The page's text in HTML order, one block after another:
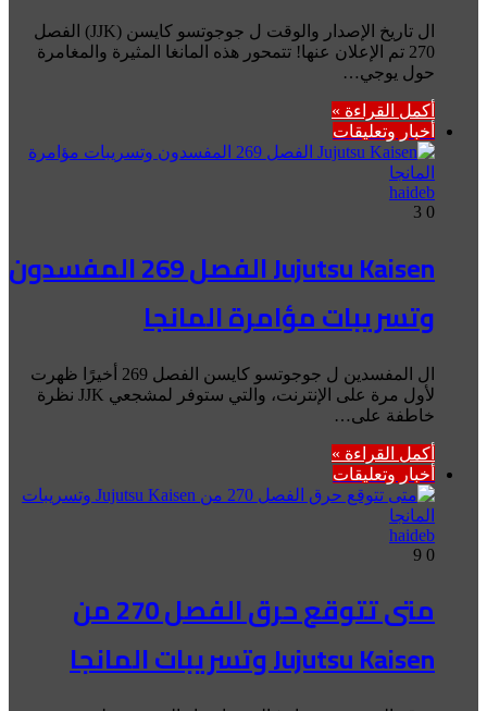
ال تاريخ الإصدار والوقت ل جوجوتسو كايسن (JJK) الفصل
270 تم الإعلان عنها! تتمحور هذه المانغا المثيرة والمغامرة
حول يوجي…
أكمل القراءة »
أخبار وتعليقات
haideb
0
Jujutsu Kaisen الفصل 269 المفسدون
وتسريبات مؤامرة المانجا
ال المفسدين ل جوجوتسو كايسن الفصل 269 أخيرًا ظهرت
لأول مرة على الإنترنت، والتي ستوفر لمشجعي JJK نظرة
خاطفة على…
أكمل القراءة »
أخبار وتعليقات
haideb
0
متى تتوقع حرق الفصل 270 من
Jujutsu Kaisen وتسريبات المانجا